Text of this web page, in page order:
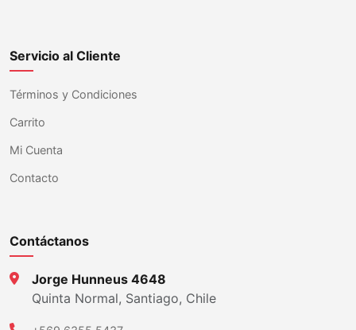
Servicio al Cliente
Términos y Condiciones
Carrito
Mi Cuenta
Contacto
Contáctanos
Jorge Hunneus 4648
Quinta Normal, Santiago, Chile